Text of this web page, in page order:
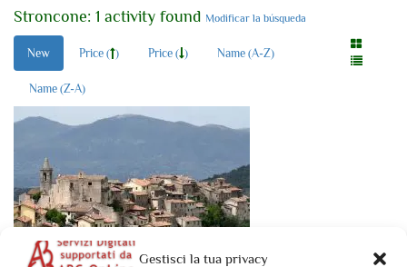
Gestisci la tua privacy
Stroncone: 1 activity found Modificar la búsqueda
New Price ( ) Price ( ) Name (A-Z)
Name (Z-A)